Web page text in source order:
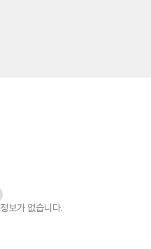
정보가 없습니다.